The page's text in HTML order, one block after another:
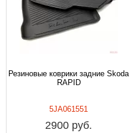
Резиновые коврики задние Skoda
RAPID
5JA061551
2900 руб.